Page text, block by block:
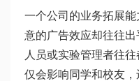
一个公司的业务拓展
意的广告效应却往往
人员或实验管理者往
仅会影响同学和校友